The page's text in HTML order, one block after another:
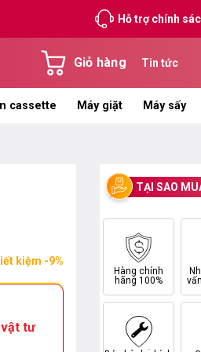
Hỗ trợ chính
Giỏ hàng Tin tức
cassette Máy giặt Máy sấy
kiệm -9%
vật tư
TẠI SAO
Hàng chính
hãng 100%